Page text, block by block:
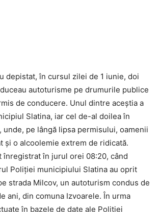
depistat, în cursul zilei de 1 iunie, doi
autoturisme pe drumurile publice
de conducere. Unul dintre aceștia a
Slatina, iar cel de-al doilea în
unde, pe lângă lipsa permisului, oamenii
și o alcoolemie extrem de ridicată.
înregistrat în jurul orei 08:20, când
Poliției municipiului Slatina au oprit
strada Milcov, un autoturism condus de
ani, din comuna Izvoarele. În urma
în bazele de date ale Poliției